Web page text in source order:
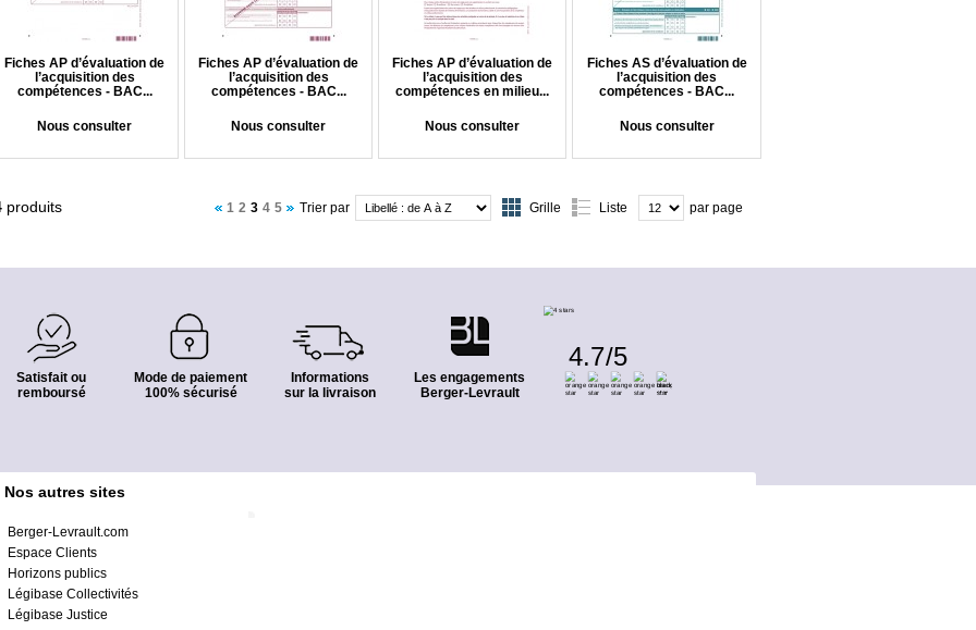
Fiches AP d’évaluation de
l’acquisition des
compétences - BAC...
Nous consulter
Fiches AP d’évaluation de
l’acquisition des
compétences - BAC...
Nous consulter
Fiches AP d’évaluation de
l’acquisition des
compétences en milieu...
Nous consulter
Fiches AS d’évaluation de
l’acquisition des
compétences - BAC...
Nous consulter
produits par page
Grille Liste
Trier par
1 2 3 4 5
Satisfait ou
remboursé
Mode de paiement
100% sécurisé
Informations
sur la livraison
Les engagements
Berger-Levrault
4.7/5
Nos autres sites
Berger-Levrault.com
Espace Clients
Horizons publics
Légibase Collectivités
Légibase Justice